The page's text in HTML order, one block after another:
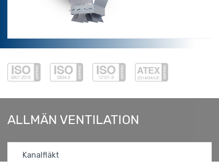
ALLMÄN VENTILATION
Kanalfläkt